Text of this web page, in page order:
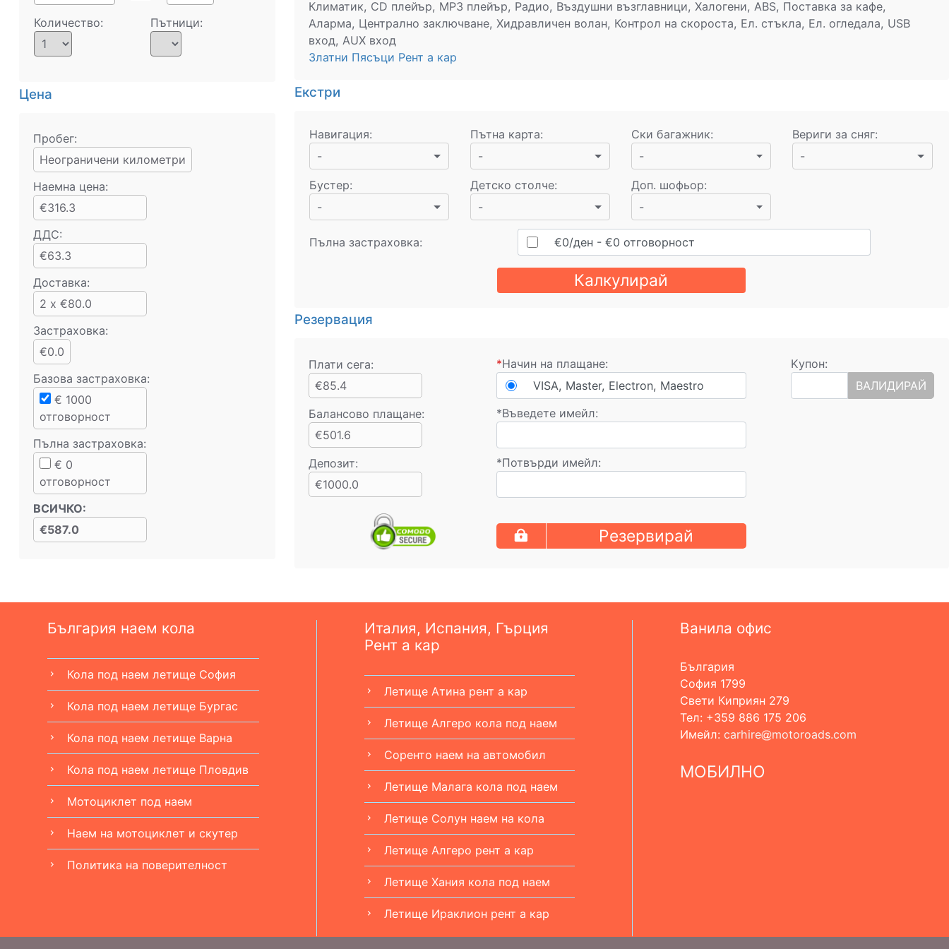
Количество: Пътници:
Цена
Пробег:
Неограничени километри
Наемна цена:
€316.3
ДДС:
€63.3
Доставка:
2 x €80.0
Застраховка:
€0.0
Базова застраховка:
€ 1000
отговорност
Пълна застраховка:
€ 0
отговорност
ВСИЧКО:
€587.0
Климатик, CD плейър, MP3 плейър, Радио, Въздушни възглавници, Халогени, ABS, Поставка за кафе,
Аларма, Централно заключване, Хидравличен волан, Контрол на скороста, Ел. стъкла, Ел. огледала, USB
вход, AUX вход
Златни Пясъци Рент а кар
Екстри
Навигация:
-
Пътна карта:
-
Ски багажник:
-
Вериги за сняг:
-
Бустер:
-
Детско столче:
-
Доп. шофьор:
-
Пълна застраховка: €0/ден- €0 отговорност
Калкулирай
Резервация
Плати сега:
€85.4
*Начин на плащане:
VISA, Master, Electron, Maestro
Kупон:
ВАЛИДИРАЙ
Балансово плащане:
€501.6
*Въведете имейл:
Депозит:
€1000.0
*Потвърди имейл:
Резервирай
България наем кола
chevron_right Кола под наем летище София
chevron_right Кола под наем летище Бургас
chevron_right Кола под наем летище Варна
chevron_right Кола под наем летище Пловдив
chevron_right Мотоциклет под наем
chevron_right Наем на мотоциклет и скутер
chevron_right Политика на поверителност
Италия, Испания, Гърция
Рент а кар
chevron_right Летище Атина рент а кар
chevron_right Летище Алгеро кола под наем
chevron_right Соренто наем на автомобил
chevron_right Летище Малага кола под наем
chevron_right Летище Солун наем на кола
chevron_right Летище Алгеро рент а кар
chevron_right Летище Хания кола под наем
chevron_right Летище Ираклион рент а кар
Ванила офис
България
София 1799
Свети Киприян 279
Тел: +359 886 175 206
Имейл:carhire motoroads.com
МОБИЛНО